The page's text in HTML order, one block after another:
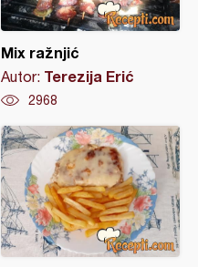
Mix ražnjić
Autor: Terezija Erić
2968